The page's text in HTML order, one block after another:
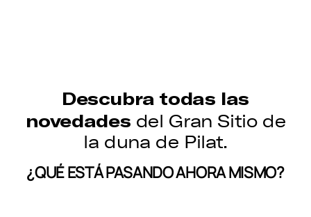
Descubra todas las
novedades del Gran Sitio de
la duna de Pilat.
¿QUÉ ESTÁ PASANDO AHORA MISMO?